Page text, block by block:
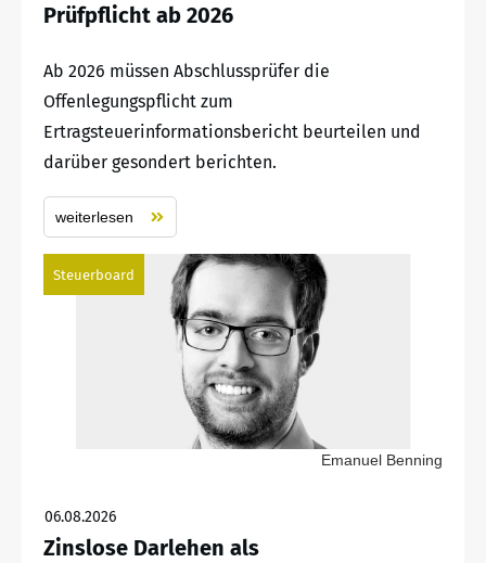
Prüfpflicht ab 2026
Ab 2026 müssen Abschlussprüfer die
Offenlegungspflicht zum
Ertragsteuerinformationsbericht beurteilen und
darüber gesondert berichten.
weiterlesen
Steuerboard
Emanuel Benning
06.08.2026
Zinslose Darlehen als